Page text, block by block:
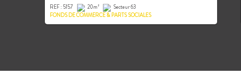
REF : 5157 20m²
Secteur 63
FONDS DE COMMERCE & PARTS SOCIALES